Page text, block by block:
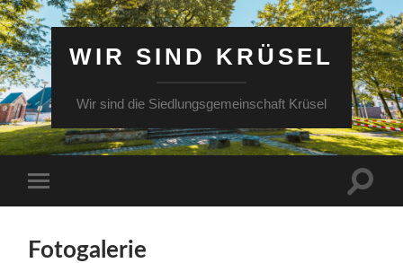
WIR SIND KRÜSEL
Wir sind die Siedlungsgemeinschaft Krüsel
Fotogalerie